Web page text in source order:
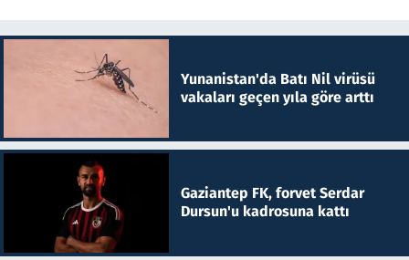
Yunanistan'da Batı Nil virüsü
vakaları geçen yıla göre arttı
Gaziantep FK, forvet Serdar
Dursun'u kadrosuna kattı